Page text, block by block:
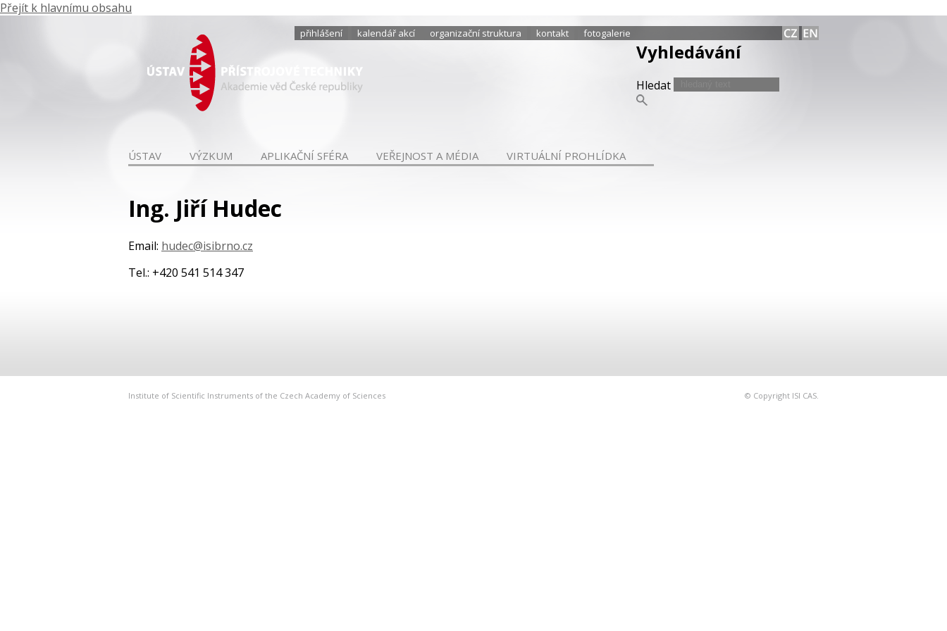
Přejít k hlavnímu obsahu
přihlášení kalendář akcí organizační struktura kontakt fotogalerie
Vyhledávání
Hledat
ÚSTAV VÝZKUM APLIKAČNÍ SFÉRA VEŘEJNOST A MÉDIA VIRTUÁLNÍ PROHLÍDKA
Ing. Jiří Hudec
Email: hudec@isibrno.cz
Tel.: +420 541 514 347
© Copyright ISI CAS.
Institute of Scientific Instruments of the Czech Academy of Sciences